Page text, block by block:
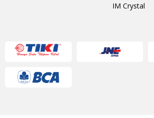
IM Crystal